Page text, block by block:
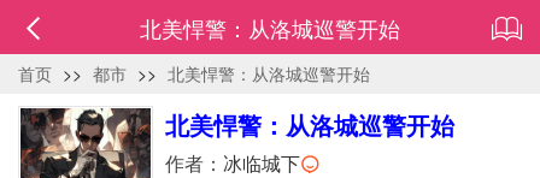
北美悍警：从洛城巡警开始
首页 >> 都市 >> 北美悍警：从洛城巡警开始
北美悍警：从洛城巡警开始
作者： 冰临城下